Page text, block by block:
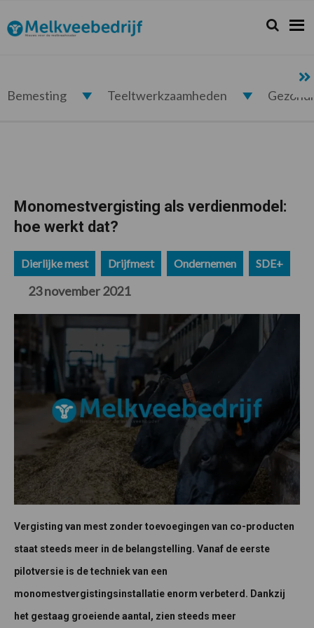
de
hoofdnavigatie
de
hoofd
de
eerste
de
voettekst
Melkveebedrijf.nl Zoeken...
Zoek
Bemesting Teeltwerkzaamheden
Monomestvergisting als verdienmodel:
hoe werkt dat?
Dierlijke mest Drijfmest Ondernemen SDE+
23 november 2021
Vergisting van mest zonder toevoegingen van co-producten
staat steeds meer in de belangstelling. Vanaf de eerste
pilotversie is de techniek van een
monomestvergistingsinstallatie enorm verbeterd. Dankzij
het gestaag groeiende aantal, zien steeds meer